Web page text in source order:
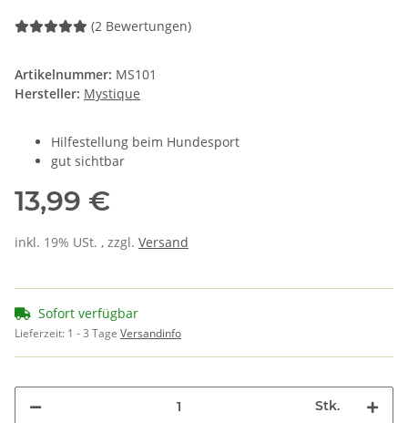
(2 Bewertungen)
Artikelnummer: MS101
Hersteller: Mystique
Hilfestellung beim Hundesport
gut sichtbar
13,99 €
inkl. 19% USt. , zzgl. Versand
Sofort verfügbar
Lieferzeit: 1 - 3 Tage Versandinfo
Stk.